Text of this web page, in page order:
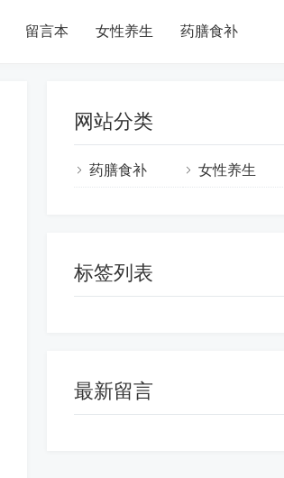
留言本 女性养生 药膳食补
网站分类
药膳食补 女性养生
标签列表
最新留言